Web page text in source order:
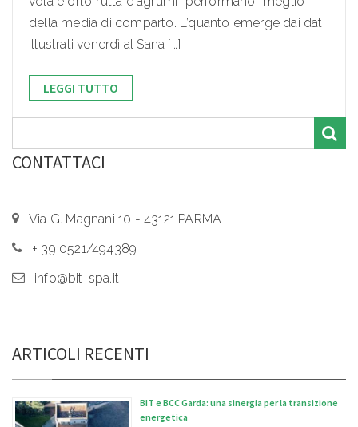
della media di comparto. E’quanto emerge dai dati
illustrati venerdì al Sana […]
LEGGI TUTTO
CONTATTACI
Via G. Magnani 10 - 43121 PARMA
+ 39 0521/494389
info@bit-spa.it
ARTICOLI RECENTI
BIT e BCC Garda: una sinergia per la transizione
energetica